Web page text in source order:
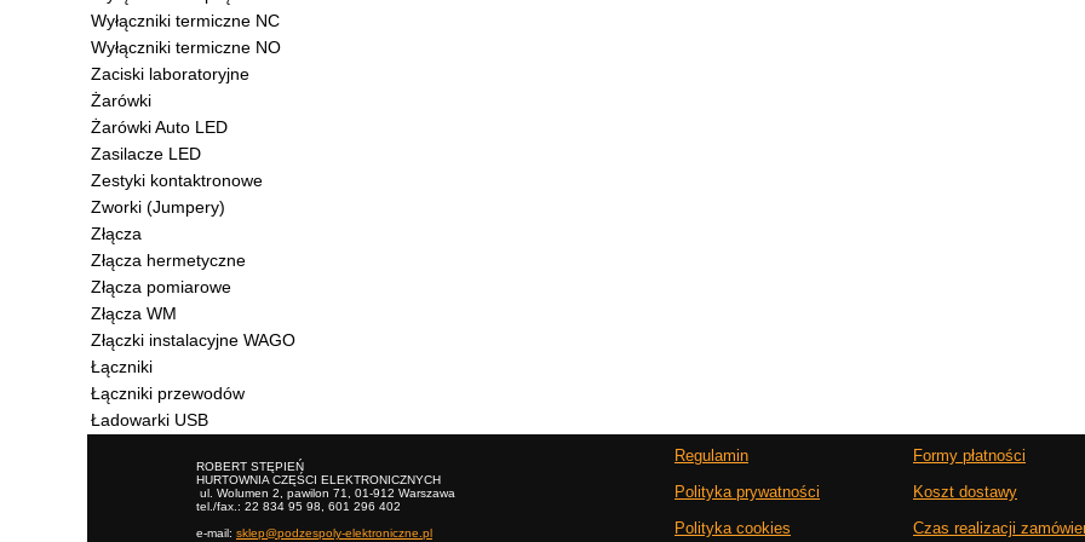
Wyłączniki termiczne NC
Wyłączniki termiczne NO
Zaciski laboratoryjne
Żarówki
Żarówki Auto LED
Zasilacze LED
Zestyki kontaktronowe
Zworki (Jumpery)
Złącza
Złącza hermetyczne
Złącza pomiarowe
Złącza WM
Złączki instalacyjne WAGO
Łączniki
Łączniki przewodów
Ładowarki USB
ROBERT STĘPIEŃ
HURTOWNIA CZĘŚCI ELEKTRONICZNYCH
ul. Wolumen 2, pawilon 71, 01-912 Warszawa
tel./fax.: 22 834 95 98, 601 296 402
e-mail: sklep@podzespoly-elektroniczne.pl
Regulamin
Polityka prywatności
Polityka cookies
Formy płatności
Koszt dostawy
Czas realizacji